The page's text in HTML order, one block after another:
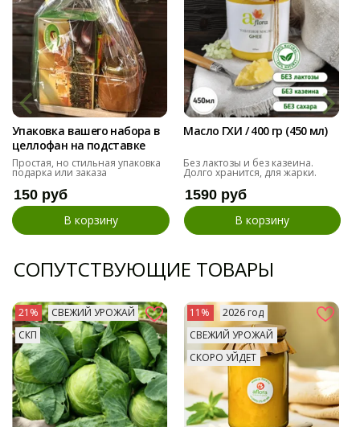
Упаковка вашего набора в
целлофан на подставке
Простая, но стильная упаковка
подарка или заказа
150 руб
В корзину
Масло ГХИ / 400 гр (450 мл)
Без лактозы и без казеина.
Долго хранится, для жарки.
1590 руб
В корзину
СОПУТСТВУЮЩИЕ ТОВАРЫ
21%
СВЕЖИЙ УРОЖАЙ
СКП
11%
2026 год
СВЕЖИЙ УРОЖАЙ
СКОРО УЙДЕТ